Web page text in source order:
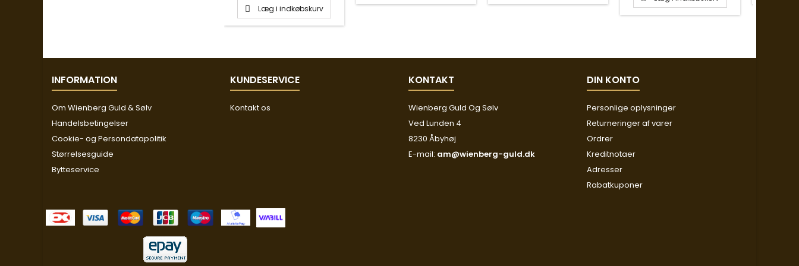
 Læg i indkøbskurv
INFORMATION
Om Wienberg Guld & Sølv
Handelsbetingelser
Cookie- og Persondatapolitik
Størrelsesguide
Bytteservice
KUNDESERVICE
Kontakt os
KONTAKT
Wienberg Guld Og Sølv
Ved Lunden 4
8230 Åbyhøj
E-mail: am@wienberg-guld.dk
DIN KONTO
Personlige oplysninger
Returneringer af varer
Ordrer
Kreditnotaer
Adresser
Rabatkuponer